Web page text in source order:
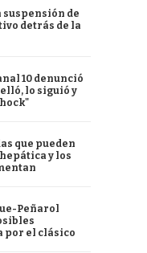
suspensión de
detrás de la
10 denunció
lo siguió y
que pueden
y los
Peñarol
por el clásico